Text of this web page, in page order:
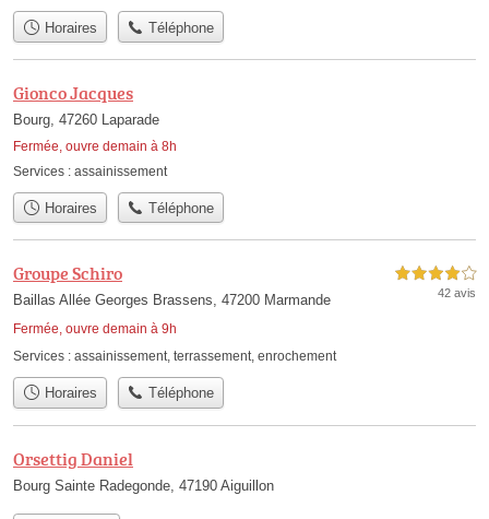
Horaires Téléphone
Gionco Jacques
Bourg, 47260 Laparade
Fermée, ouvre demain à 8h
Services : assainissement
Horaires Téléphone
Groupe Schiro
Baillas Allée Georges Brassens, 47200 Marmande
Fermée, ouvre demain à 9h
4,0 étoiles sur 5
42 avis
Services : assainissement, terrassement, enrochement
Horaires Téléphone
Orsettig Daniel
Bourg Sainte Radegonde, 47190 Aiguillon